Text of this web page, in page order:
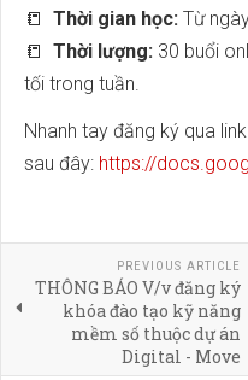
📒 Thời gian học: Từ
📒 Thời lượng: 30 buổi
tối trong tuần.
Nhanh tay đăng ký qua link
sau đây: https://
PREVIOUS ARTICLE
THÔNG BÁO V/v đăng ký
khóa đào tạo kỹ năng
mềm số thuộc dự án
Digital - Move